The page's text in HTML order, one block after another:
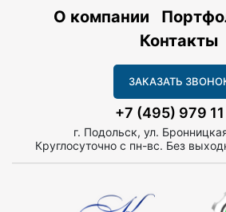
О компании
Контакты
ЗАКАЗАТЬ
+7 (495) 979 11
г. Подольск, ул.
Круглосуточно с пн-вс. Без